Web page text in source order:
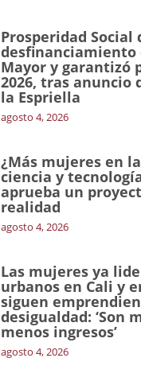
Prosperidad
desfinanciamiento
Mayor y garantizó
2026, tras anuncio
la Espriella
agosto 4, 2026
¿Más mujeres en
ciencia y
aprueba un
realidad
agosto 4, 2026
Las mujeres ya
urbanos en Cali y
siguen
desigualdad: ‘Son
menos ingresos’
agosto 4, 2026